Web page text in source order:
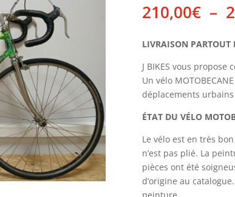
210,00€ –
LIVRAISON
J BIKES vous propose
Un vélo
déplacements urbains
ÉTAT DU VÉLO
Le vélo est en très
n’est pas plié. La
pièces ont été
d’origine au